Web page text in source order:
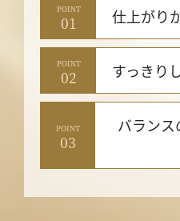
POINT
01 仕上がり
POINT
02 すっきり
POINT
03
バランス